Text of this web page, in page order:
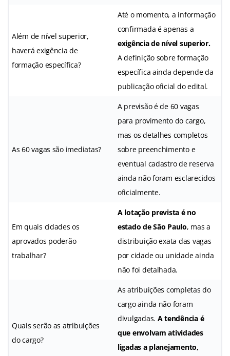
Além de nível superior,
haverá exigência de
formação específica?
Até o momento, a informação
confirmada é apenas a
exigência de nível superior.
A definição sobre formação
específica ainda depende da
publicação oficial do edital.
As 60 vagas são imediatas?
A previsão é de 60 vagas
para provimento do cargo,
mas os detalhes completos
sobre preenchimento e
eventual cadastro de reserva
ainda não foram esclarecidos
oficialmente.
Em quais cidades os
aprovados poderão
trabalhar?
A lotação prevista é no
estado de São Paulo, mas a
distribuição exata das vagas
por cidade ou unidade ainda
não foi detalhada.
Quais serão as atribuições
do cargo?
As atribuições completas do
cargo ainda não foram
divulgadas. A tendência é
que envolvam atividades
ligadas a planejamento,